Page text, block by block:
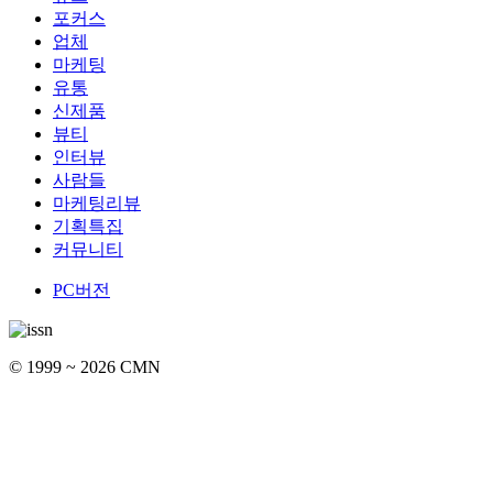
포커스
업체
마케팅
유통
신제품
뷰티
인터뷰
사람들
마케팅리뷰
기획특집
커뮤니티
PC버전
© 1999 ~ 2026 CMN